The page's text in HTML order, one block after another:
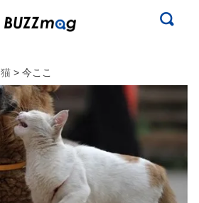
猫 > 今ここ